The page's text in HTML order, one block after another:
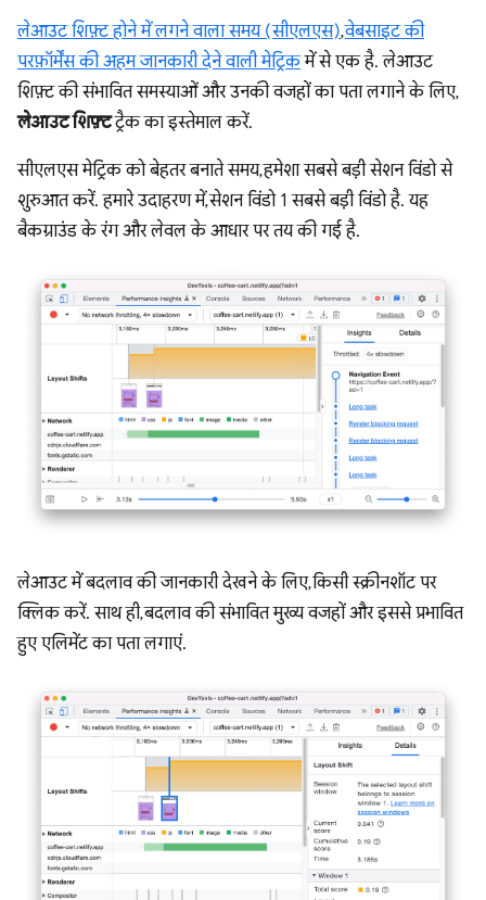
लेआउट शिफ़्ट होने में लगने वाला समय (सीएलएस),वेबसाइट की
परफ़ॉर्मेंस की अहम जानकारी देने वाली मेट्रिकमें से एक है. लेआउट
शिफ़्ट की संभावित समस्याओं और उनकी वजहों का पता लगाने के लिए,
लेआउट शिफ़्टट्रैक का इस्तेमाल करें.
सीएलएस मेट्रिक को बेहतर बनाते समय, हमेशा सबसे बड़ी सेशन विंडो से
शुरुआत करें. हमारे उदाहरण में, सेशन विंडो 1 सबसे बड़ी विंडो है. यह
बैकग्राउंड के रंग और लेवल के आधार पर तय की गई है.
लेआउट में बदलाव की जानकारी देखने के लिए, किसी स्क्रीनशॉट पर
क्लिक करें. साथ ही, बदलाव की संभावित मुख्य वजहों और इससे प्रभावित
हुए एलिमेंट का पता लगाएं.